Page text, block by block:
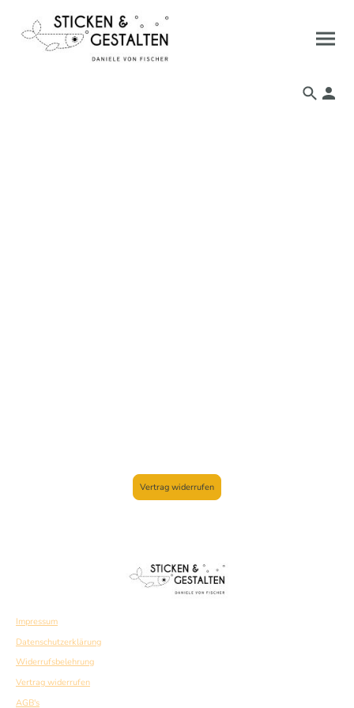
Vertrag widerrufen
Impressum
Datenschutzerklärung
Widerrufsbelehrung
Vertrag widerrufen
AGB's